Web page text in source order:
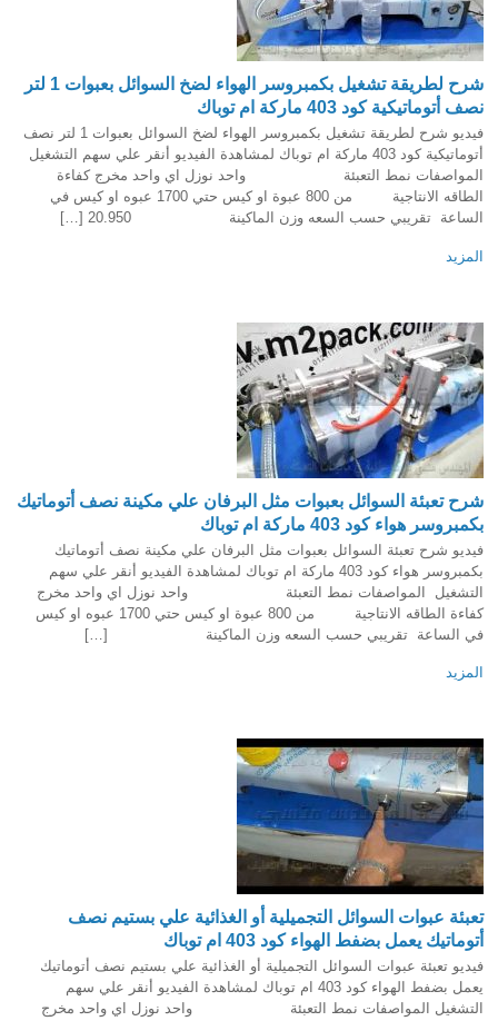
شرح لطريقة تشغيل بكمبروسر الهواء لضخ السوائل بعبوات 1 لتر
نصف أتوماتيكية كود 403 ماركة ام توباك
فيديو شرح لطريقة تشغيل بكمبروسر الهواء لضخ السوائل بعبوات 1 لتر نصف
أتوماتيكية كود 403 ماركة ام توباك لمشاهدة الفيديو أنقر علي سهم التشغيل
المواصفات نمط التعبئة واحد نوزل اي واحد مخرج كفاءة
الطاقه الانتاجية من 800 عبوة او كيس حتي 1700 عبوه او كيس في
الساعة تقريبي حسب السعه وزن الماكينة 20.950 […]
المزيد
شرح تعبئة السوائل بعبوات مثل البرفان علي مكينة نصف أتوماتيك
بكمبروسر هواء كود 403 ماركة ام توباك
فيديو شرح تعبئة السوائل بعبوات مثل البرفان علي مكينة نصف أتوماتيك
بكمبروسر هواء كود 403 ماركة ام توباك لمشاهدة الفيديو أنقر علي سهم
التشغيل المواصفات نمط التعبئة واحد نوزل اي واحد مخرج
كفاءة الطاقه الانتاجية من 800 عبوة او كيس حتي 1700 عبوه او كيس
في الساعة تقريبي حسب السعه وزن الماكينة […]
المزيد
تعبئة عبوات السوائل التجميلية أو الغذائية علي بستيم نصف
أتوماتيك يعمل بضفط الهواء كود 403 ام توباك
فيديو تعبئة عبوات السوائل التجميلية أو الغذائية علي بستيم نصف أتوماتيك
يعمل بضفط الهواء كود 403 ام توباك لمشاهدة الفيديو أنقر علي سهم
التشغيل المواصفات نمط التعبئة واحد نوزل اي واحد مخرج